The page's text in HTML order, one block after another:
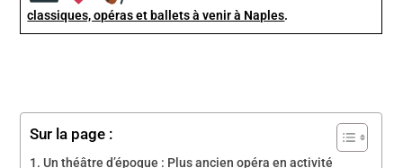
classiques, opéras et ballets à venir à Naples.
Sur la page :
Un théâtre d’époque : Plus ancien opéra en activité